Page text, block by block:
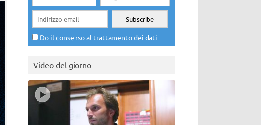
Do il consenso al trattamento dei dati
Video del giorno